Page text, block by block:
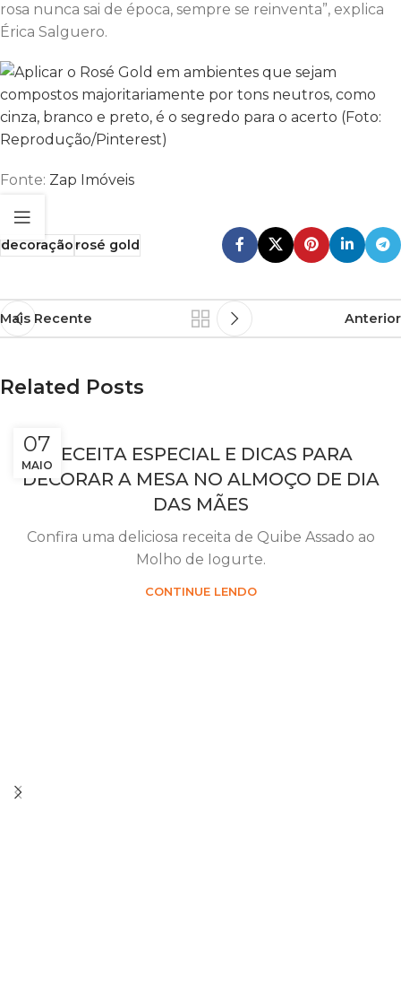
rosa nunca sai de época, sempre se reinventa”, explica
Érica Salguero.
Fonte: Zap Imóveis
decoraçãorosé gold
Mais Recente Anterior
Related Posts
07
MAIO
RECEITA ESPECIAL E DICAS PARA
DECORAR A MESA NO ALMOÇO DE DIA
DAS MÃES
Confira uma deliciosa receita de Quibe Assado ao
Molho de Iogurte.
CONTINUE LENDO